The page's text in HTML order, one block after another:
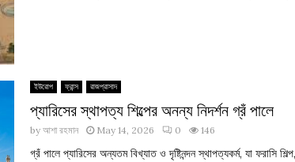
ইউরোপ ফ্রান্স রাজপ্রাসাদ
প্যারিসের স্থাপত্য শিল্পের অনন্য নিদর্শন গ্রঁ পালে
byআশা রহমান May 14, 2026 0 146
গ্রঁ পালে প্যারিসের অন্যতম বিখ্যাত ও দৃষ্টিনন্দন স্থাপত্যকর্ম, যা ফরাসি